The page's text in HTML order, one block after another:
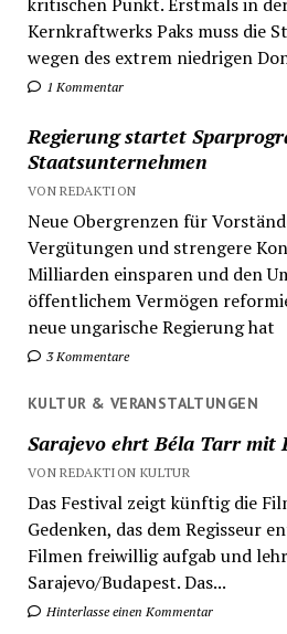
Kernkraftwerks Paks muss die
wegen des extrem niedrigen
1 Kommentar
Regierung startet
Staatsunternehmen
VON REDAKTION
Neue Obergrenzen für
Vergütungen und strengere
Milliarden einsparen und den
öffentlichem Vermögen
neue ungarische Regierung hat
3 Kommentare
KULTUR & VERANSTALTUNGEN
Sarajevo ehrt Béla Tarr mit
VON REDAKTION KULTUR
Das Festival zeigt künftig die
Gedenken, das dem Regisseur
Filmen freiwillig aufgab und
Sarajevo/Budapest. Das...
Hinterlasse einen Kommentar